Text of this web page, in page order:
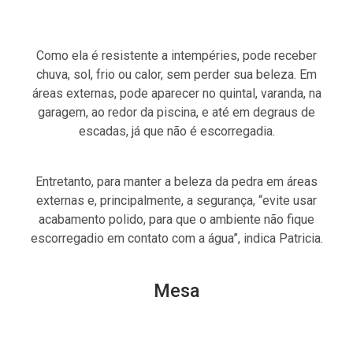
Como ela é resistente a intempéries, pode receber
chuva, sol, frio ou calor, sem perder sua beleza. Em
áreas externas, pode aparecer no quintal, varanda, na
garagem, ao redor da piscina, e até em degraus de
escadas, já que não é escorregadia.
Entretanto, para manter a beleza da pedra em áreas
externas e, principalmente, a segurança, “evite usar
acabamento polido, para que o ambiente não fique
escorregadio em contato com a água”, indica Patricia.
Mesa